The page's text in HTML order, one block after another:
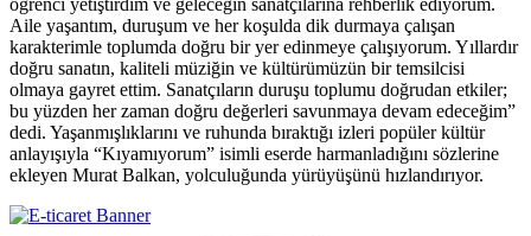
öğrenci yetiştirdim ve geleceğin sanatçılarına rehberlik ediyorum.
Aile yaşantım, duruşum ve her koşulda dik durmaya çalışan
karakterimle toplumda doğru bir yer edinmeye çalışıyorum. Yıllardır
doğru sanatın, kaliteli müziğin ve kültürümüzün bir temsilcisi
olmaya gayret ettim. Sanatçıların duruşu toplumu doğrudan etkiler;
bu yüzden her zaman doğru değerleri savunmaya devam edeceğim”
dedi. Yaşanmışlıklarını ve ruhunda bıraktığı izleri popüler kültür
anlayışıyla “Kıyamıyorum” isimli eserde harmanladığını sözlerine
ekleyen Murat Balkan, yolculuğunda yürüyüşünü hızlandırıyor.